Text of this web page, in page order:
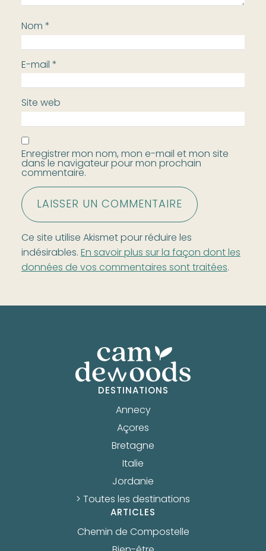
Nom*
E-mail*
Site web
Enregistrer mon nom, mon e-mail et mon site
dans le navigateur pour mon prochain
commentaire.
Ce site utilise Akismet pour réduire les
indésirables.En savoir plus sur la façon dont les
données de vos commentaires sont traitées.
DESTINATIONS
Annecy
Açores
Bretagne
Italie
Jordanie
> Toutes les destinations
ARTICLES
Chemin de Compostelle